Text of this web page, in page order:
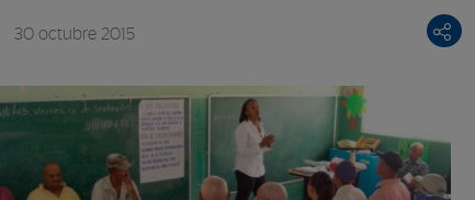
30 octubre 2015